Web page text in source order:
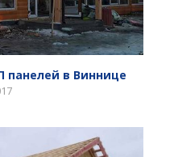
панелей в Виннице